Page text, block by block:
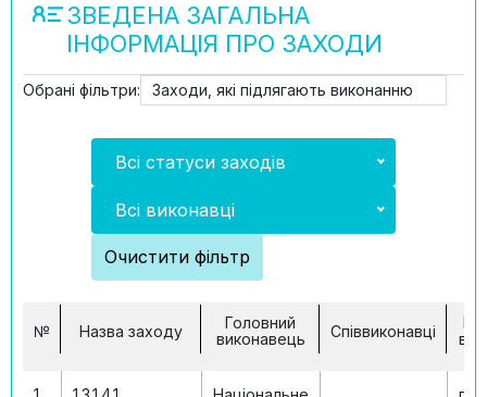
ЗВЕДЕНА ЗАГАЛЬНА
ІНФОРМАЦІЯ ПРО ЗАХОДИ
Обрані фільтри: Заходи, які підлягають виконанню
Всі статуси заходів
Всі виконавці
Очистити фільтр
№ Назва заходу
Головний
виконавець
Співвиконавці